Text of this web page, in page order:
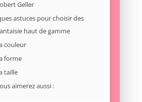
Geller
astuces pour choisir des
haut de gamme
couleur
forme
taille
aimerez aussi :